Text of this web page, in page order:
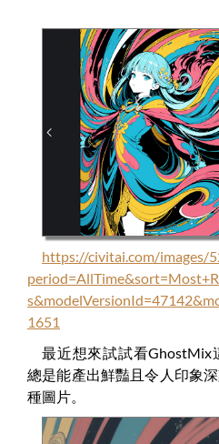
https://civitai.com/images/
1651
最近想來試試看
總是能產出鮮豔且令人印象
種圖片。